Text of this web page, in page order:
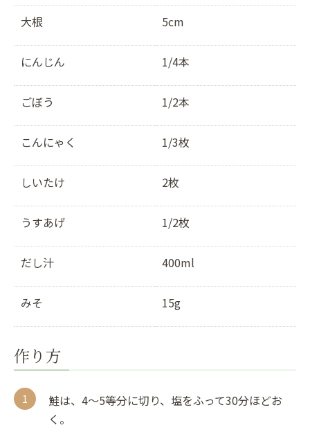
大根 5cm
にんじん 1/4本
ごぼう 1/2本
こんにゃく 1/3枚
しいたけ 2枚
うすあげ 1/2枚
だし汁 400ml
みそ 15g
作り方
鮭は、4〜5等分に切り、塩をふって30分ほどお
く。